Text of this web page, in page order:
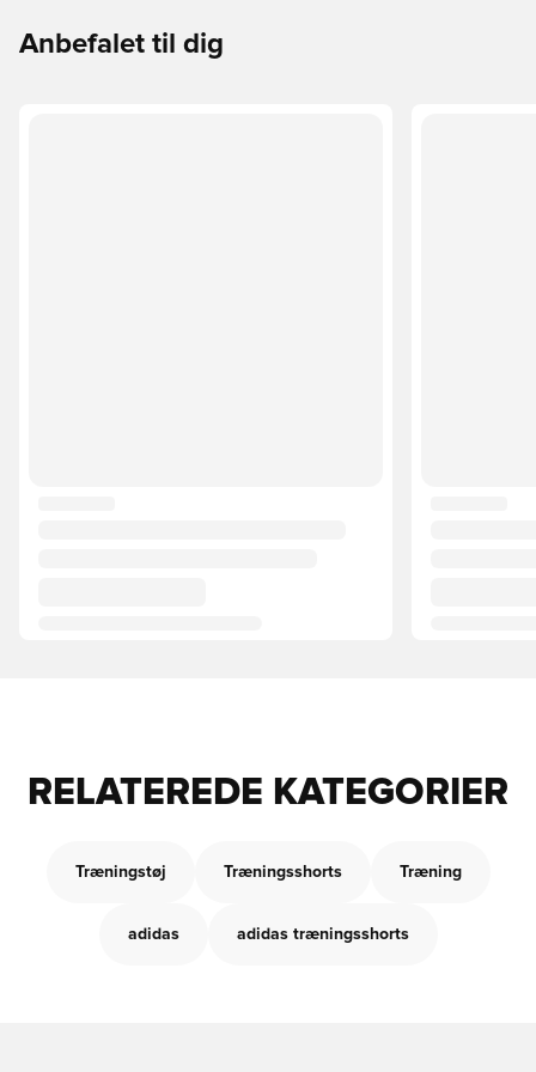
Anbefalet til dig
RELATEREDE KATEGORIER
Træningstøj Træningsshorts Træning
adidas adidas træningsshorts